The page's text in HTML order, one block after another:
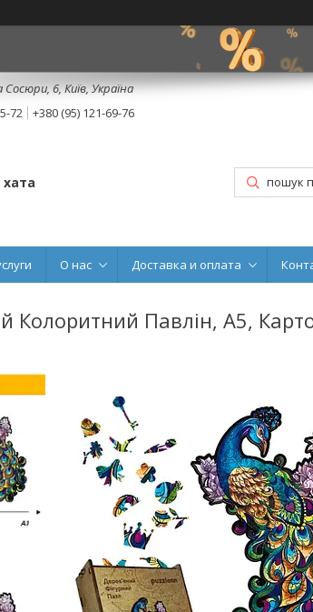
6, Київ, Україна
72
+380 (95) 121-69-76
О нас Доставка и оплата
Колоритний Павлін, А5,